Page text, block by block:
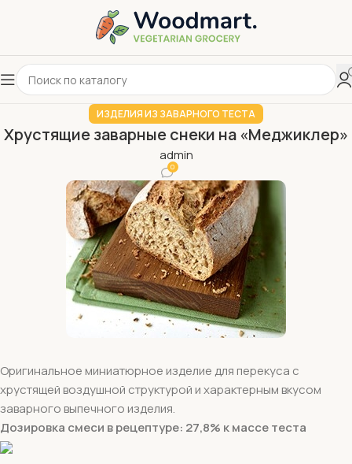
ИЗДЕЛИЯ ИЗ ЗАВАРНОГО ТЕСТА
Хрустящие заварные снеки на «Меджиклер»
admin
0
Оригинальное миниатюрное изделие для перекуса с
хрустящей воздушной структурой и характерным вкусом
заварного выпечного изделия.
Дозировка смеси в рецептуре: 27,8% к массе теста